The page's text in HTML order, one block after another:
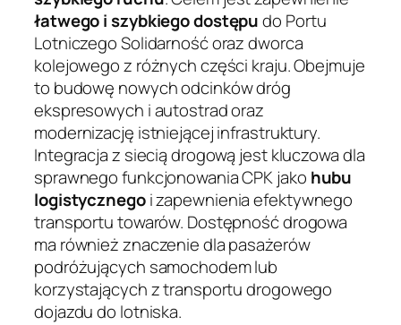
łatwego i szybkiego dostępudo Portu
Lotniczego Solidarność oraz dworca
kolejowego z różnych części kraju. Obejmuje
to budowę nowych odcinków dróg
ekspresowych i autostrad oraz
modernizację istniejącej infrastruktury.
Integracja z siecią drogową jest kluczowa dla
sprawnego funkcjonowania CPK jako hubu
logistycznegoi zapewnienia efektywnego
transportu towarów. Dostępność drogowa
ma również znaczenie dla pasażerów
podróżujących samochodem lub
korzystających z transportu drogowego
dojazdu do lotniska.